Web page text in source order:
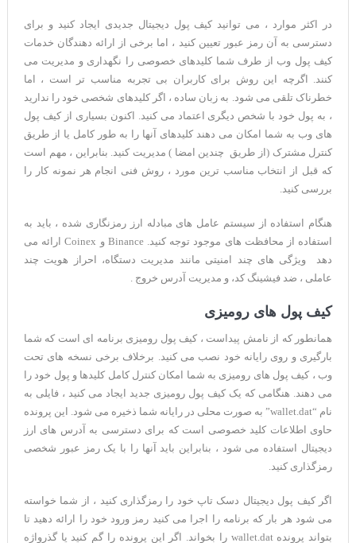
در اکثر موارد ، می توانید کیف پول دیجیتال جدیدی ایجاد کنید و برای
دسترسی به آن رمز عبور تعیین کنید ، اما برخی از ارائه دهندگان خدمات
کیف پول وب از طرف شما کلیدهای خصوصی را نگهداری و مدیریت می
کنند. اگرچه این روش برای کاربران بی تجربه مناسب تر است ، اما
خطرناک تلقی می شود. به زبان ساده ، اگر کلیدهای شخصی خود را ندارید
، به پول خود با شخص دیگری اعتماد می کنید. اکنون بسیاری از کیف پول
های وب به شما امکان می دهند کلیدهای آنها را به طور کامل یا از طریق
کنترل مشترک (از طریق چندین امضا ) مدیریت کنید. بنابراین ، مهم است
که قبل از انتخاب مناسب ترین مورد ، روش فنی انجام هر نمونه کار را
بررسی کنید.
هنگام استفاده از سیستم عامل های مبادله ارز رمزنگاری شده ، باید به
استفاده از محافظت های موجود توجه کنید. Binance و Coinex ارائه می
دهد ویژگی های چند امنیتی مانند مدیریت دستگاه، احراز هویت چند
عاملی ، ضد فیشینگ کد، و مدیریت آدرس خروج .
کیف پول های رومیزی
همانطور که از نامش پیداست ، کیف پول رومیزی برنامه ای است که شما
بارگیری و روی رایانه خود نصب می کنید. برخلاف برخی نسخه های تحت
وب ، کیف پول های رومیزی به شما امکان کنترل کامل کلیدها و پول خود را
می دهند. هنگامی که یک کیف پول رومیزی جدید ایجاد می کنید ، فایلی به
نام “wallet.dat” به صورت محلی در رایانه شما ذخیره می شود. این پرونده
حاوی اطلاعات کلید خصوصی است که برای دسترسی به آدرس های ارز
دیجیتال استفاده می شود ، بنابراین باید آنها را با یک رمز عبور شخصی
رمزگذاری کنید.
اگر کیف پول دیجیتال دسک تاپ خود را رمزگذاری کنید ، از شما خواسته
می شود هر بار که برنامه را اجرا می کنید رمز ورود خود را ارائه دهید تا
بتواند پرونده wallet.dat را بخواند. اگر این پرونده را گم کنید یا گذرواژه